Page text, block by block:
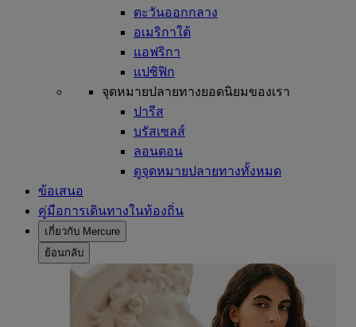
ตะวันออกกลาง
อเมริกาใต้
แอฟริกา
แปซิฟิก
จุดหมายปลายทางยอดนิยมของเรา
ปารีส
บรัสเซลส์
ลอนดอน
ดูจุดหมายปลายทางทั้งหมด
ข้อเสนอ
คู่มือการเดินทางในท้องถิ่น
เกี่ยวกับ Mercure
ย้อนกลับ